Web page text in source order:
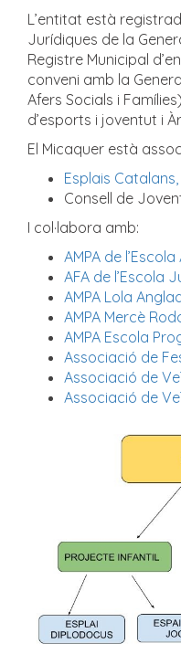
L’entitat està
Jurídiques de la
Registre Municipal
conveni amb la
Afers Socials i
d’esports i joventut i
El Micaquer està
Esplais
Consell de
I col·labora amb:
AMPA de
AFA de l’Escola
AMPA Lola
AMPA Mercè
AMPA Escola
Associació de
Associació de
Associació de